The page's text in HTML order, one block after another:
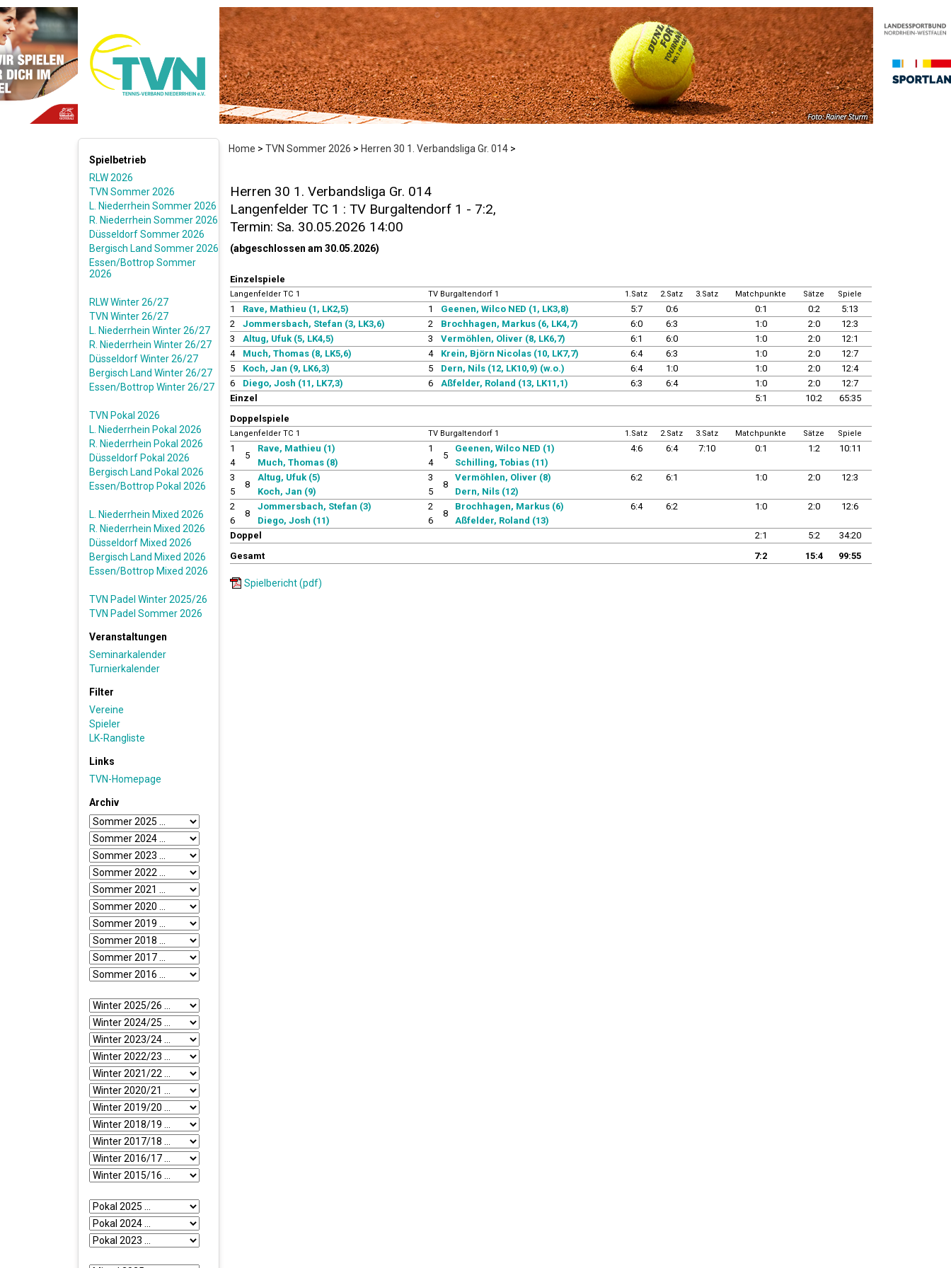
Home > TVN Sommer 2026 > Herren 30 1. Verbandsliga Gr. 014 >
Spielbetrieb
RLW 2026
TVN Sommer 2026
L. Niederrhein Sommer 2026
R. Niederrhein Sommer 2026
Düsseldorf Sommer 2026
Bergisch Land Sommer 2026
Essen/Bottrop Sommer
2026
RLW Winter 26/27
TVN Winter 26/27
L. Niederrhein Winter 26/27
R. Niederrhein Winter 26/27
Düsseldorf Winter 26/27
Bergisch Land Winter 26/27
Essen/Bottrop Winter 26/27
TVN Pokal 2026
L. Niederrhein Pokal 2026
R. Niederrhein Pokal 2026
Düsseldorf Pokal 2026
Bergisch Land Pokal 2026
Essen/Bottrop Pokal 2026
L. Niederrhein Mixed 2026
R. Niederrhein Mixed 2026
Düsseldorf Mixed 2026
Bergisch Land Mixed 2026
Essen/Bottrop Mixed 2026
TVN Padel Winter 2025/26
TVN Padel Sommer 2026
Veranstaltungen
Seminarkalender
Turnierkalender
Filter
Vereine
Spieler
LK-Rangliste
Links
TVN-Homepage
Archiv
Herren 30 1. Verbandsliga Gr. 014
Langenfelder TC 1 : TV Burgaltendorf 1 - 7:2,
Termin: Sa. 30.05.2026 14:00
(abgeschlossen am 30.05.2026)
Einzelspiele
Langenfelder TC 1 TV Burgaltendorf 1 1.Satz 2.Satz 3.Satz Matchpunkte Sätze Spiele
1 Rave, Mathieu (1, LK2,5) 1 Geenen, Wilco NED (1, LK3,8) 5:7 0:6 0:1 0:2
5:13
2
Jommersbach, Stefan (3, LK3,6) 2 Brochhagen, Markus (6, LK4,7) 6:0 6:3 1:0 2:0
12:3
3
Altug, Ufuk (5, LK4,5) 3 Vermöhlen, Oliver (8, LK6,7) 6:1 6:0 1:0 2:0
12:1
4
Much, Thomas (8, LK5,6) 4 Krein, Björn Nicolas (10, LK7,7) 6:4 6:3 1:0 2:0
12:7
5
Koch, Jan (9, LK6,3) 5 Dern, Nils (12, LK10,9) (w.o.) 6:4 1:0 1:0 2:0
12:4
6
Diego, Josh (11, LK7,3) 6 Aßfelder, Roland (13, LK11,1) 6:3 6:4 1:0 2:0
12:7
Einzel
5:1 10:2
65:35
Doppelspiele
Langenfelder TC 1 TV Burgaltendorf 1 1.Satz 2.Satz 3.Satz Matchpunkte Sätze Spiele
1
4
5
Rave, Mathieu (1)
Much, Thomas (8)
1
4
5
Geenen, Wilco NED (1)
Schilling, Tobias (11)
4:6 6:4 7:10 0:1 1:2 10:11
3
5
8
Altug, Ufuk (5)
Koch, Jan (9)
3
5
8
Vermöhlen, Oliver (8)
Dern, Nils (12)
6:2 6:1 1:0 2:0 12:3
2
6
8
Jommersbach, Stefan (3)
Diego, Josh (11)
2
6
8
Brochhagen, Markus (6)
Aßfelder, Roland (13)
6:4 6:2 1:0 2:0 12:6
Doppel 2:1 5:2
34:20
Gesamt
7:2 15:4 99:55
Spielbericht (pdf)